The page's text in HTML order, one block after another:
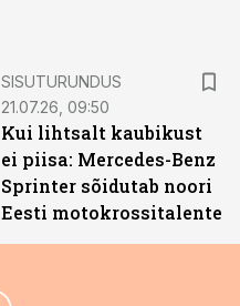
SISUTURUNDUS
21.07.26, 09:50
Kui lihtsalt kaubikust
ei piisa: Mercedes-Benz
Sprinter sõidutab noori
Eesti motokrossitalente